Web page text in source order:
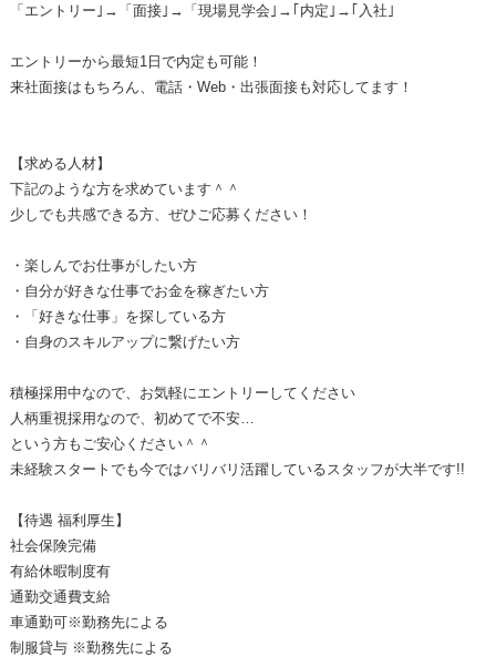
「エントリー｣→「面接｣→「現場見学会｣→｢内定｣→｢入社｣
エントリーから最短1日で内定も可能！
来社面接はもちろん、電話・Web・出張面接も対応してます！
【求める人材】
下記のような方を求めています＾＾
少しでも共感できる方、ぜひご応募ください！
・楽しんでお仕事がしたい方
・自分が好きな仕事でお金を稼ぎたい方
・「好きな仕事」を探している方
・自身のスキルアップに繋げたい方
積極採用中なので、お気軽にエントリーしてください
人柄重視採用なので、初めてで不安…
という方もご安心ください＾＾
未経験スタートでも今ではバリバリ活躍しているスタッフが大半です!!
【待遇 福利厚生】
社会保険完備
有給休暇制度有
通勤交通費支給
車通勤可※勤務先による
制服貸与 ※勤務先による